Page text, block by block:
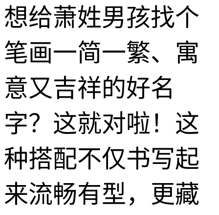
想给萧姓男孩找个
笔画一简一繁、寓
意又吉祥的好名
字？这就对啦！这
种搭配不仅书写起
来流畅有型，更藏